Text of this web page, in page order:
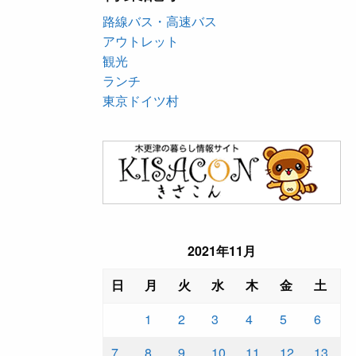
路線バス・高速バス
アウトレット
観光
ランチ
東京ドイツ村
2021年11月
日
月 火 水 木 金
土
1
2 3 4 5
6
7
8 9 10 11 12
13